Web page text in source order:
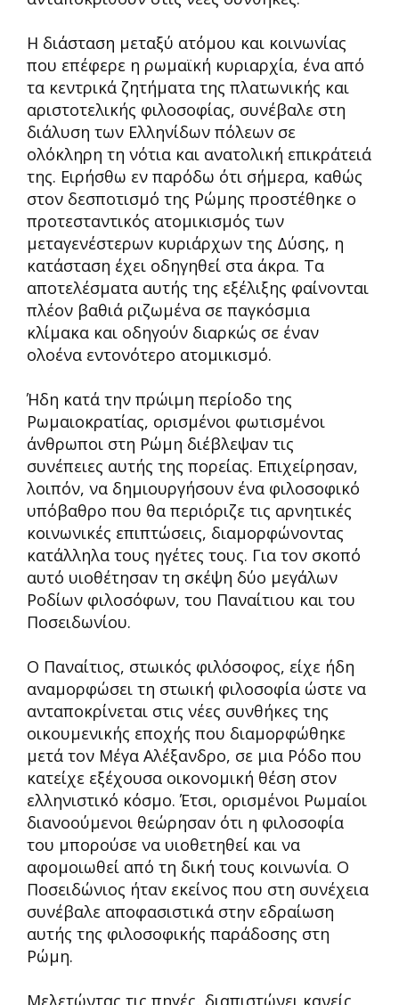
Η διάσταση μεταξύ ατόμου και κοινωνίας
που επέφερε η ρωμαϊκή κυριαρχία, ένα από
τα κεντρικά ζητήματα της πλατωνικής και
αριστοτελικής φιλοσοφίας, συνέβαλε στη
διάλυση των Ελληνίδων πόλεων σε
ολόκληρη τη νότια και ανατολική επικράτειά
της. Ειρήσθω εν παρόδω ότι σήμερα, καθώς
στον δεσποτισμό της Ρώμης προστέθηκε ο
προτεσταντικός ατομικισμός των
μεταγενέστερων κυριάρχων της Δύσης, η
κατάσταση έχει οδηγηθεί στα άκρα. Τα
αποτελέσματα αυτής της εξέλιξης φαίνονται
πλέον βαθιά ριζωμένα σε παγκόσμια
κλίμακα και οδηγούν διαρκώς σε έναν
ολοένα εντονότερο ατομικισμό.
Ήδη κατά την πρώιμη περίοδο της
Ρωμαιοκρατίας, ορισμένοι φωτισμένοι
άνθρωποι στη Ρώμη διέβλεψαν τις
συνέπειες αυτής της πορείας. Επιχείρησαν,
λοιπόν, να δημιουργήσουν ένα φιλοσοφικό
υπόβαθρο που θα περιόριζε τις αρνητικές
κοινωνικές επιπτώσεις, διαμορφώνοντας
κατάλληλα τους ηγέτες τους. Για τον σκοπό
αυτό υιοθέτησαν τη σκέψη δύο μεγάλων
Ροδίων φιλοσόφων, του Παναίτιου και του
Ποσειδωνίου.
Ο Παναίτιος, στωικός φιλόσοφος, είχε ήδη
αναμορφώσει τη στωική φιλοσοφία ώστε να
ανταποκρίνεται στις νέες συνθήκες της
οικουμενικής εποχής που διαμορφώθηκε
μετά τον Μέγα Αλέξανδρο, σε μια Ρόδο που
κατείχε εξέχουσα οικονομική θέση στον
ελληνιστικό κόσμο. Έτσι, ορισμένοι Ρωμαίοι
διανοούμενοι θεώρησαν ότι η φιλοσοφία
του μπορούσε να υιοθετηθεί και να
αφομοιωθεί από τη δική τους κοινωνία. Ο
Ποσειδώνιος ήταν εκείνος που στη συνέχεια
συνέβαλε αποφασιστικά στην εδραίωση
αυτής της φιλοσοφικής παράδοσης στη
Ρώμη.
Μελετώντας τις πηγές, διαπιστώνει κανείς